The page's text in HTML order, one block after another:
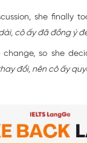
she finally
cô ấy đã đồng ý
change, so she
đổi, nên cô ấy